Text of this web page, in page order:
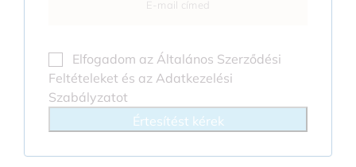
Elfogadom az Általános Szerződési
Feltételeket és az Adatkezelési
Szabályzatot
Értesítést kérek